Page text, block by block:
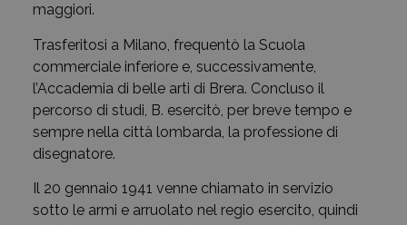
maggiori.
Trasferitosi a Milano, frequentò la Scuola
commerciale inferiore e, successivamente,
l’Accademia di belle arti di Brera. Concluso il
percorso di studi, B. esercitò, per breve tempo e
sempre nella città lombarda, la professione di
disegnatore.
Il 20 gennaio 1941 venne chiamato in servizio
sotto le armi e arruolato nel regio esercito, quindi